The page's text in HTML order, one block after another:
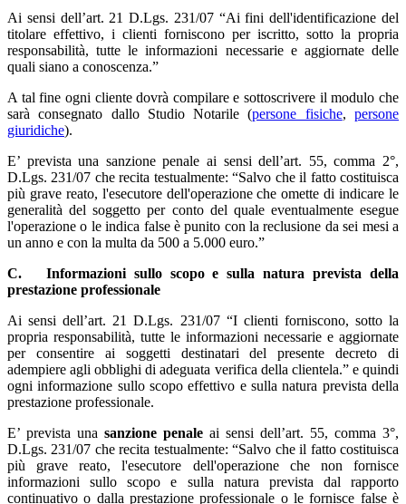
Ai sensi dell’art. 21 D.Lgs. 231/07 “Ai fini dell'identificazione del
titolare effettivo, i clienti forniscono per iscritto, sotto la propria
responsabilità, tutte le informazioni necessarie e aggiornate delle
quali siano a conoscenza.”
A tal fine ogni cliente dovrà compilare e sottoscrivere il modulo che
sarà consegnato dallo Studio Notarile (persone fisiche,persone
giuridiche).
E’ prevista una sanzione penale ai sensi dell’art. 55, comma 2°,
D.Lgs. 231/07 che recita testualmente: “Salvo che il fatto costituisca
più grave reato, l'esecutore dell'operazione che omette di indicare le
generalità del soggetto per conto del quale eventualmente esegue
l'operazione o le indica false è punito con la reclusione da sei mesi a
un anno e con la multa da 500 a 5.000 euro.”
C. Informazioni sullo scopo e sulla natura prevista della
prestazione professionale
Ai sensi dell’art. 21 D.Lgs. 231/07 “I clienti forniscono, sotto la
propria responsabilità, tutte le informazioni necessarie e aggiornate
per consentire ai soggetti destinatari del presente decreto di
adempiere agli obblighi di adeguata verifica della clientela.” e quindi
ogni informazione sullo scopo effettivo e sulla natura prevista della
prestazione professionale.
E’ prevista una sanzione penale ai sensi dell’art. 55, comma 3°,
D.Lgs. 231/07 che recita testualmente: “Salvo che il fatto costituisca
più grave reato, l'esecutore dell'operazione che non fornisce
informazioni sullo scopo e sulla natura prevista dal rapporto
continuativo o dalla prestazione professionale o le fornisce false è